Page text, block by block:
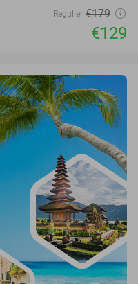
Regulier €179
€129